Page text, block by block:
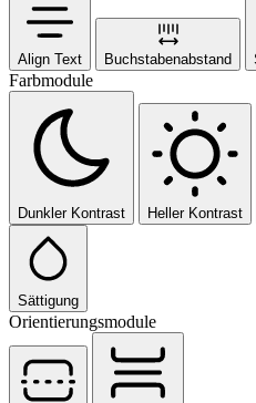
Align Text Buchstabenabstand
Farbmodule
Dunkler Kontrast Heller Kontrast
Sättigung
Orientierungsmodule